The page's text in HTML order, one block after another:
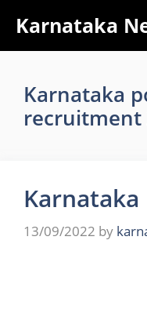
content
Karnataka
Karnataka
recruitment
Karnataka
13/09/2022 by